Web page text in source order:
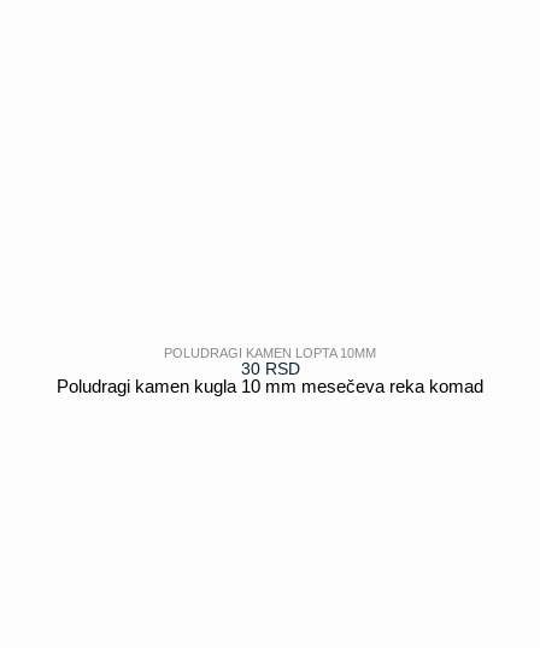
POLUDRAGI KAMEN LOPTA 10MM
30 RSD
Poludragi kamen kugla 10 mm mesečeva reka komad